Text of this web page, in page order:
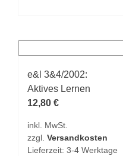
Varianten
auf.
Die
Optionen
auf
der
e&l 3&4/2002:
Aktives Lernen
12,80 €
inkl. MwSt.
zzgl. Versandkosten
Lieferzeit: 3-4 Werktage